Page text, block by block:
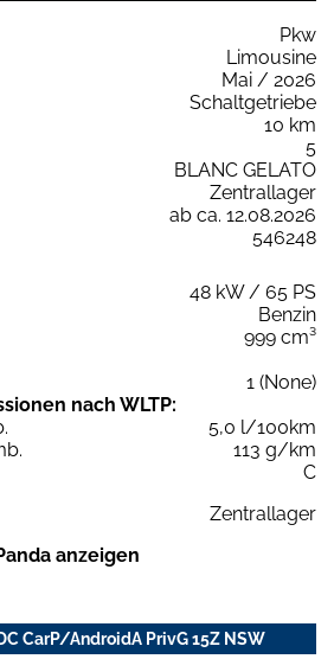
Pkw
Limousine
Mai / 2026
Schaltgetriebe
10 km
5
BLANC GELATO
Zentrallager
ab ca. 12.08.2026
546248
48 kW / 65 PS
Benzin
999 cm³
1 (None)
nach WLTP:
5,0 l/100km
113 g/km
C
Zentrallager
anzeigen
CarP/AndroidA PrivG 15Z NSW